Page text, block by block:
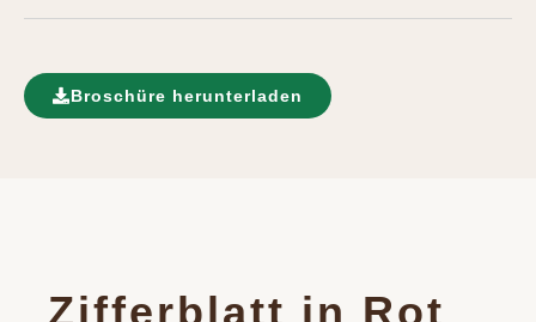
Broschüre herunterladen
Zifferblatt in Rot